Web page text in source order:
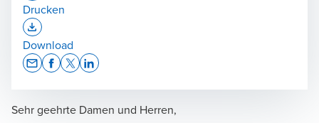
Sehr geehrte Damen und Herren,
Andreas Jürgens
Wirtschaftsprüfer, Steuerberater, Geschäftsführer,
Drucken
Download